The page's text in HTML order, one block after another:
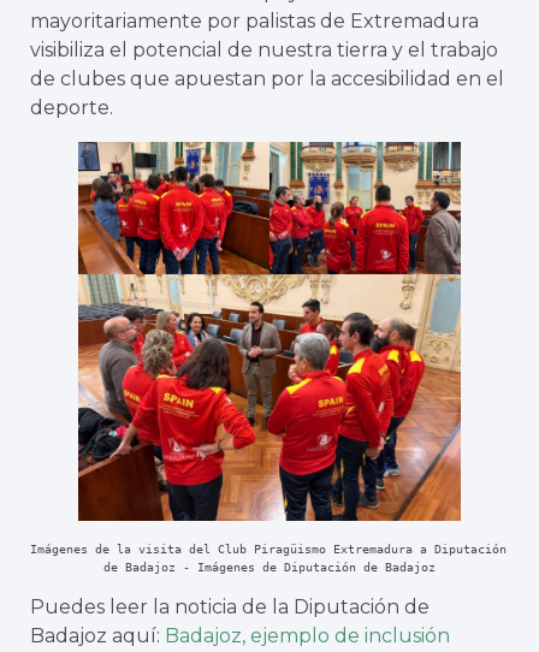
mayoritariamente por palistas de Extremadura
visibiliza el potencial de nuestra tierra y el trabajo
de clubes que apuestan por la accesibilidad en el
deporte.
Imágenes de la visita del Club Piragüismo Extremadura a Diputación
de Badajoz - Imágenes de Diputación de Badajoz
Puedes leer la noticia de la Diputación de
Badajoz aquí: Badajoz, ejemplo de inclusión